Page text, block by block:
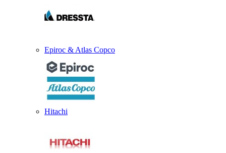
Epiroc & Atlas Copco
Hitachi